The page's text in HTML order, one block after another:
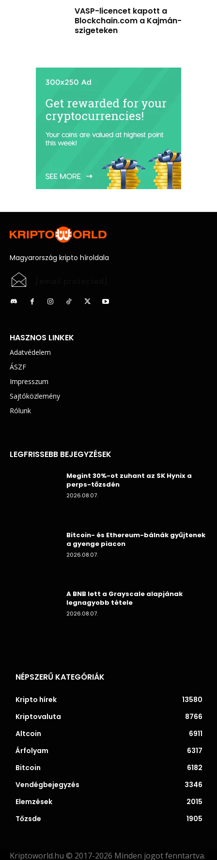
VASP-licencet kapott a
Blockchain.com a Kajmán-
szigeteken
Magyarország kripto híroldala
HASZNOS LINKEK
Adatvédelem
ÁSZF
Impresszum
Sajtóközlemény
Rólunk
LEGFRISSEBB BEJEGYZÉSEK
Megint 30%-ot zuhant az SK Hynix a
perps-tőzsdén
2026.08.07.
Bitcoin- és Ethereum-bálnák gyűjtenek
a gyenge piacon
2026.08.07.
A BNB lett a Grayscale alapjának
legnagyobb tétele
2026.08.07.
NÉPSZERŰ KATEGÓRIÁK
Kripto hírek
13580
Kriptovaluta
8766
Altcoin
6911
Árfolyam
6317
Bitcoin
6182
Vendégbejegyzés
3346
Elemzések
2015
Tőzsde
1905
Kriptoworld.hu © 2017-2026 Minden jogot fenntartva.